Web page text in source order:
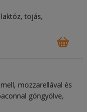
tojás,
mozzarellával és
göngyölve,